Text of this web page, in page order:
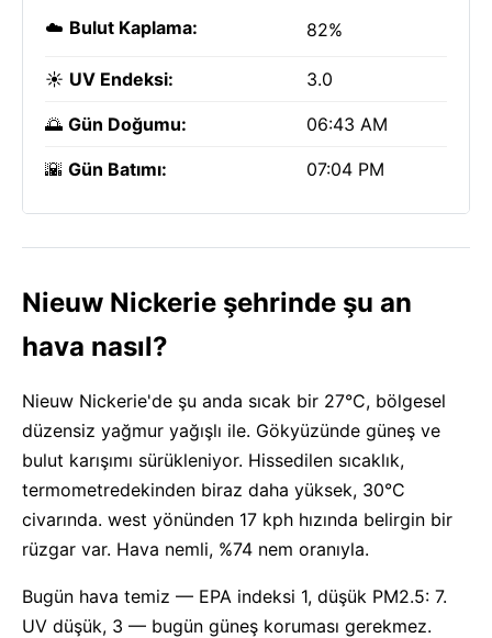
☁️ Bulut Kaplama: 82%
☀️ UV Endeksi: 3.0
🌅 Gün Doğumu: 06:43 AM
🌇 Gün Batımı: 07:04 PM
Nieuw Nickerie şehrinde şu an
hava nasıl?
Nieuw Nickerie'de şu anda sıcak bir 27°C, bölgesel
düzensiz yağmur yağışlı ile. Gökyüzünde güneş ve
bulut karışımı sürükleniyor. Hissedilen sıcaklık,
termometredekinden biraz daha yüksek, 30°C
civarında. west yönünden 17 kph hızında belirgin bir
rüzgar var. Hava nemli, %74 nem oranıyla.
Bugün hava temiz — EPA indeksi 1, düşük PM2.5: 7.
UV düşük, 3 — bugün güneş koruması gerekmez.